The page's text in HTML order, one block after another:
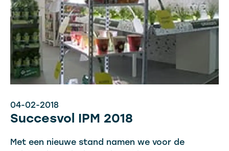
04-02-2018
Succesvol IPM 2018
Met een nieuwe stand namen we voor de